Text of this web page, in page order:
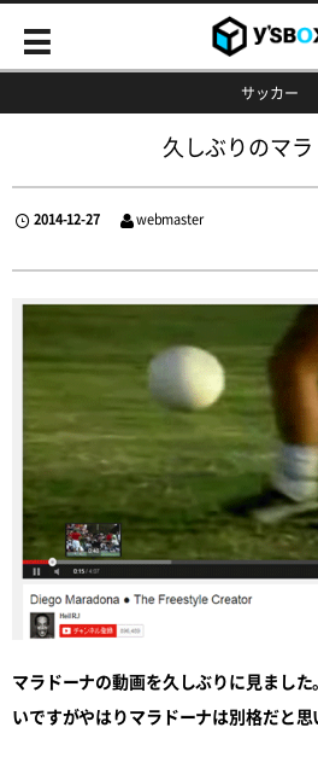
サッカー
久しぶりのマ
2014-12-27 webmaster
マラドーナの動画を久しぶりに見まし
いですがやはりマラドーナは別格だと思